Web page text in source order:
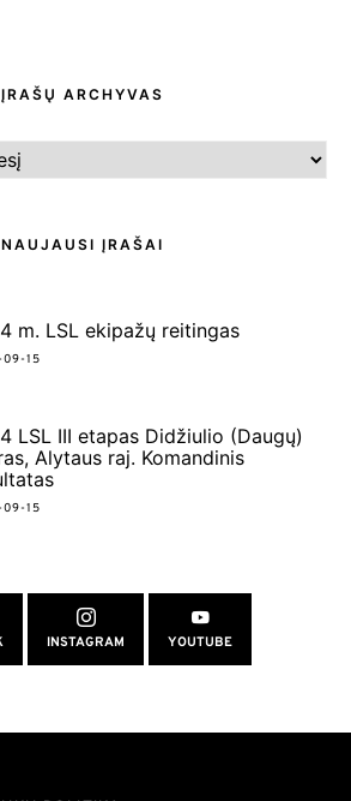
ĮRAŠŲ ARCHYVAS
NAUJAUSI ĮRAŠAI
m. LSL ekipažų reitingas
15
LSL III etapas Didžiulio (Daugų)
Alytaus raj. Komandinis
15
INSTAGRAM YOUTUBE